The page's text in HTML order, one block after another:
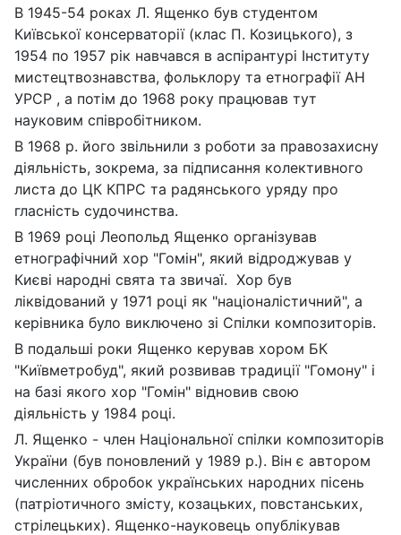
В 1945-54 роках Л. Ященко був студентом
Київської консерваторії (клас П. Козицького), з
1954 по 1957 рік навчався в аспірантурі Інституту
мистецтвознавства, фольклору та етнографії АН
УРСР , а потім до 1968 року працював тут
науковим співробітником.
В 1968 р. його звільнили з роботи за правозахисну
діяльність, зокрема, за підписання колективного
листа до ЦК КПРС та радянського уряду про
гласність судочинства.
В 1969 році Леопольд Ященко організував
етнографічний хор "Гомін", який відроджував у
Києві народні свята та звичаї. Хор був
ліквідований у 1971 році як "націоналістичний", а
керівника було виключено зі Спілки композиторів.
В подальші роки Ященко керував хором БК
"Київметробуд", який розвивав традиції "Гомону" і
на базі якого хор "Гомін" відновив свою
діяльність у 1984 році.
Л. Ященко - член Національної спілки композиторів
України (був поновлений у 1989 р.). Він є автором
численних обробок українських народних пісень
(патріотичного змісту, козацьких, повстанських,
стрілецьких). Ященко-науковець опублікував